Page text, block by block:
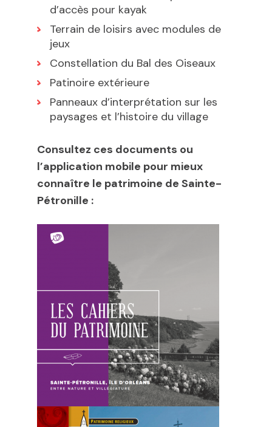
d’accès pour kayak
Terrain de loisirs avec modules de
jeux
Constellation du Bal des Oiseaux
Patinoire extérieure
Panneaux d’interprétation sur les
paysages et l’histoire du village
Consultez ces documents ou
l’application mobile pour mieux
connaître le patrimoine de Sainte-
Pétronille :